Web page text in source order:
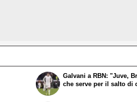
Galvani a RBN: "Juve,
che serve per il salto di